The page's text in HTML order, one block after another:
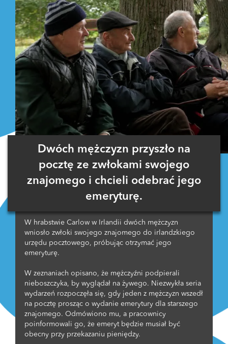
Dwóch mężczyzn przyszło na
pocztę ze zwłokami swojego
znajomego i chcieli odebrać jego
emeryturę.
W hrabstwie Carlow w Irlandii dwóch mężczyzn
wniosło zwłoki swojego znajomego do irlandzkiego
urzędu pocztowego, próbując otrzymać jego
emeryturę.
W zeznaniach opisano, że mężczyźni podpierali
nieboszczyka, by wyglądał na żywego. Niezwykła seria
wydarzeń rozpoczęła się, gdy jeden z mężczyzn wszedł
na pocztę prosząc o wydanie emerytury dla starszego
znajomego. Odmówiono mu, a pracownicy
poinformowali go, że emeryt będzie musiał być
obecny przy przekazaniu pieniędzy.